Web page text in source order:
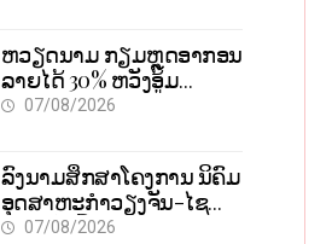
ຫວຽດນາມ ກຽມຫຼຸດອາກອນ
ລາຍໄດ້ 30% ຫວັງອູ້ມ
ທຸລະກິດຂະໜາດນ້ອຍ ແລະ
07/08/2026
ລົງນາມສຶກສາໂຄງການ ນິຄົມ
ອຸດສາຫະກຳວຽງຈັນ-ໄຊ
ທານີ ຕັ້ງເປົ້າດຶງທຶນ 150 ລ້ານ
07/08/2026